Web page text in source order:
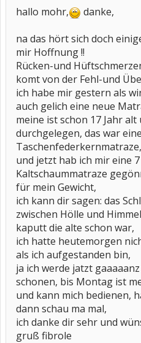
hallo mohr,
danke,
na das hört sich doch
mir Hoffnung !!
Rücken-und
komt von der Fehl-und
ich habe mir gestern als
auch gelich eine neue
meine ist schon 17 Jahr
durchgelegen, das war eine
Taschenfederkernmatraze,
und jetzt hab ich mir eine
Kaltschaummatraze
für mein Gewicht,
ich kann dir sagen: das
zwischen Hölle und
kaputt die alte schon war,
ich hatte heutemorgen
als ich aufgestanden bin,
ja ich werde jatzt
schonen, bis Montag ist
und kann mich bedienen,
dann schau ma mal,
ich danke dir sehr und
gruß fibrole